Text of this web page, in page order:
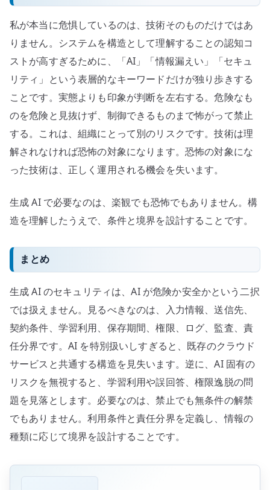
私が本当に危惧しているのは、技術そのものだけではあ
りません。システムを構造として理解することの認知コ
ストが高すぎるために、「AI」「情報漏えい」「セキュ
リティ」という表層的なキーワードだけが独り歩きする
ことです。実態よりも印象が判断を左右する。危険なも
のを危険と見抜けず、制御できるものまで怖がって禁止
する。これは、組織にとって別のリスクです。技術は理
解されなければ恐怖の対象になります。恐怖の対象にな
った技術は、正しく運用される機会を失います。
生成 AI で必要なのは、楽観でも恐怖でもありません。構
造を理解したうえで、条件と境界を設計することです。
まとめ
生成 AI のセキュリティは、AI が危険か安全かという二択
では扱えません。見るべきなのは、入力情報、送信先、
契約条件、学習利用、保存期間、権限、ログ、監査、責
任分界です。AI を特別扱いしすぎると、既存のクラウド
サービスと共通する構造を見失います。逆に、AI 固有の
リスクを無視すると、学習利用や誤回答、権限逸脱の問
題を見落とします。必要なのは、禁止でも無条件の解禁
でもありません。利用条件と責任分界を定義し、情報の
種類に応じて境界を設計することです。